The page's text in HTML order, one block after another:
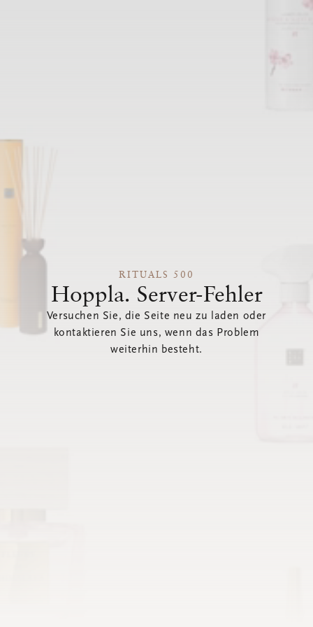
RITUALS 500
Hoppla. Server-Fehler
Versuchen Sie, die Seite neu zu laden oder
kontaktieren Sie uns, wenn das Problem
weiterhin besteht.